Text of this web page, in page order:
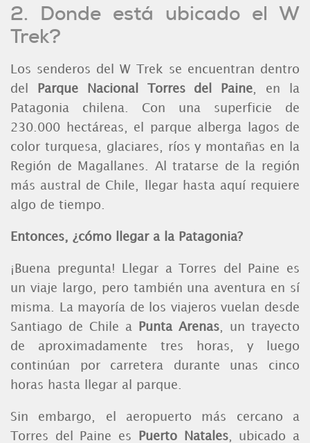
2. Donde está ubicado el W
Trek?
Los senderos del W Trek se encuentran dentro
del
Parque Nacional Torres del Paine , en la
Patagonia chilena. Con una superficie de
230.000 hectáreas, el parque alberga lagos de
color turquesa, glaciares, ríos y montañas en la
Región de Magallanes. Al tratarse de la región
más austral de Chile, llegar hasta aquí requiere
algo de tiempo.
Entonces, ¿cómo llegar a la Patagonia?
¡Buena pregunta! Llegar a Torres del Paine es
un viaje largo, pero también una aventura en sí
misma. La mayoría de los viajeros vuelan desde
Santiago de Chile a
Punta Arenas , un trayecto
de aproximadamente tres horas, y luego
continúan por carretera durante unas cinco
horas hasta llegar al parque.
Sin embargo, el aeropuerto más cercano a
Torres del Paine es
Puerto Natales, ubicado a